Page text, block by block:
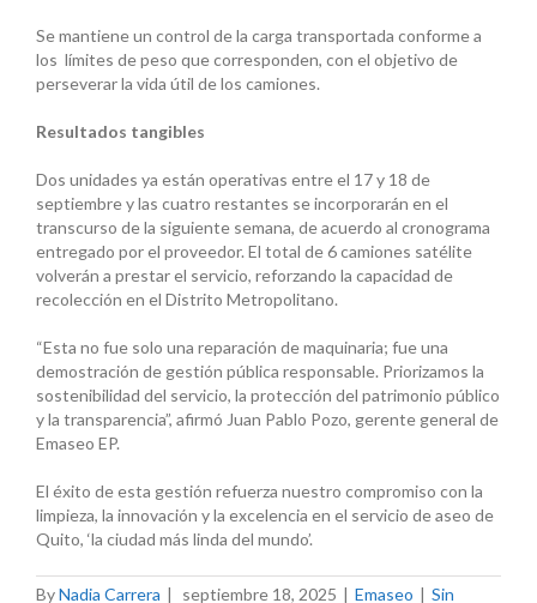
Se mantiene un control de la carga transportada conforme a
los límites de peso que corresponden, con el objetivo de
perseverar la vida útil de los camiones.
Resultados tangibles
Dos unidades ya están operativas entre el 17 y 18 de
septiembre y las cuatro restantes se incorporarán en el
transcurso de la siguiente semana, de acuerdo al cronograma
entregado por el proveedor. El total de 6 camiones satélite
volverán a prestar el servicio, reforzando la capacidad de
recolección en el Distrito Metropolitano.
“Esta no fue solo una reparación de maquinaria; fue una
demostración de gestión pública responsable. Priorizamos la
sostenibilidad del servicio, la protección del patrimonio público
y la transparencia”, afirmó Juan Pablo Pozo, gerente general de
Emaseo EP.
El éxito de esta gestión refuerza nuestro compromiso con la
limpieza, la innovación y la excelencia en el servicio de aseo de
Quito, ‘la ciudad más linda del mundo’.
ByNadia Carrera | septiembre 18, 2025 | Emaseo | Sin